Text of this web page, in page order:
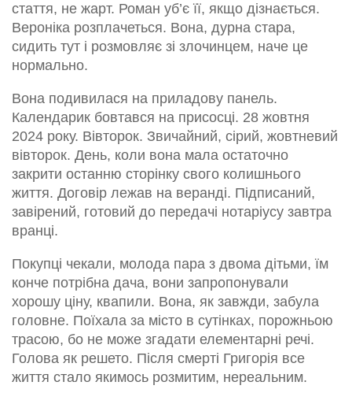
стаття, не жарт. Роман уб’є її, якщо дізнається.
Вероніка розплачеться. Вона, дурна стара,
сидить тут і розмовляє зі злочинцем, наче це
нормально.
Вона подивилася на приладову панель.
Календарик бовтався на присосці. 28 жовтня
2024 року. Вівторок. Звичайний, сірий, жовтневий
вівторок. День, коли вона мала остаточно
закрити останню сторінку свого колишнього
життя. Договір лежав на веранді. Підписаний,
завірений, готовий до передачі нотаріусу завтра
вранці.
Покупці чекали, молода пара з двома дітьми, їм
конче потрібна дача, вони запропонували
хорошу ціну, квапили. Вона, як завжди, забула
головне. Поїхала за місто в сутінках, порожньою
трасою, бо не може згадати елементарні речі.
Голова як решето. Після смерті Григорія все
життя стало якимось розмитим, нереальним.